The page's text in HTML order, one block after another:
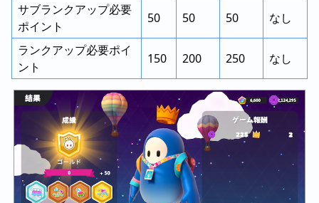
サブランクアップ必要
ポイント
50 50 50 なし
ランクアップ必要ポイ
ント
150 200 250 なし